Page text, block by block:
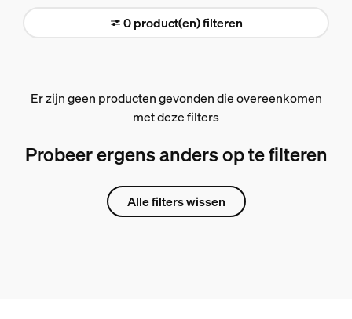
0 product(en) filteren
Er zijn geen producten gevonden die overeenkomen
met deze filters
Probeer ergens anders op te filteren
Alle filters wissen